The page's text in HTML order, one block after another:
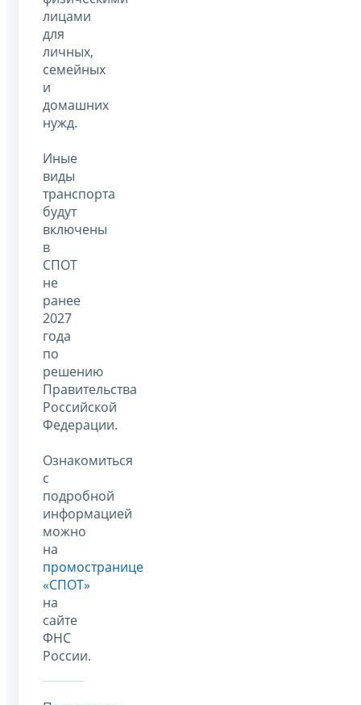
лицами
для
личных,
семейных
и
домашних
нужд.
Иные
виды
транспорта
будут
включены
в
СПОТ
не
ранее
2027
года
по
решению
Правительства
Российской
Федерации.
Ознакомиться
с
подробной
информацией
можно
на
промостранице
«СПОТ»
на
сайте
ФНС
России.